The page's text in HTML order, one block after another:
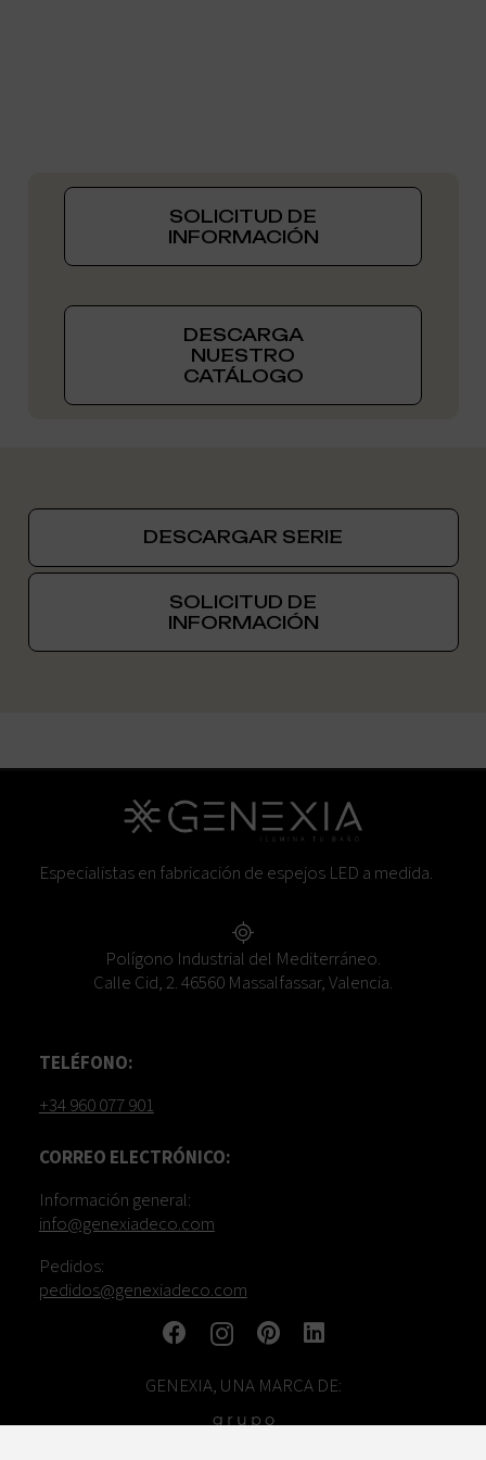
SOLICITUD DE
INFORMACIÓN
DESCARGA
NUESTRO
CATÁLOGO
DESCARGAR SERIE
SOLICITUD DE
INFORMACIÓN
Especialistas en fabricación de espejos LED a medida.
Polígono Industrial del Mediterráneo.
Calle Cid, 2. 46560 Massalfassar, Valencia.
TELÉFONO:
+34 960 077 901
CORREO ELECTRÓNICO:
Información general:
info@genexiadeco.com
Pedidos:
pedidos@genexiadeco.com
GENEXIA, UNA MARCA DE: